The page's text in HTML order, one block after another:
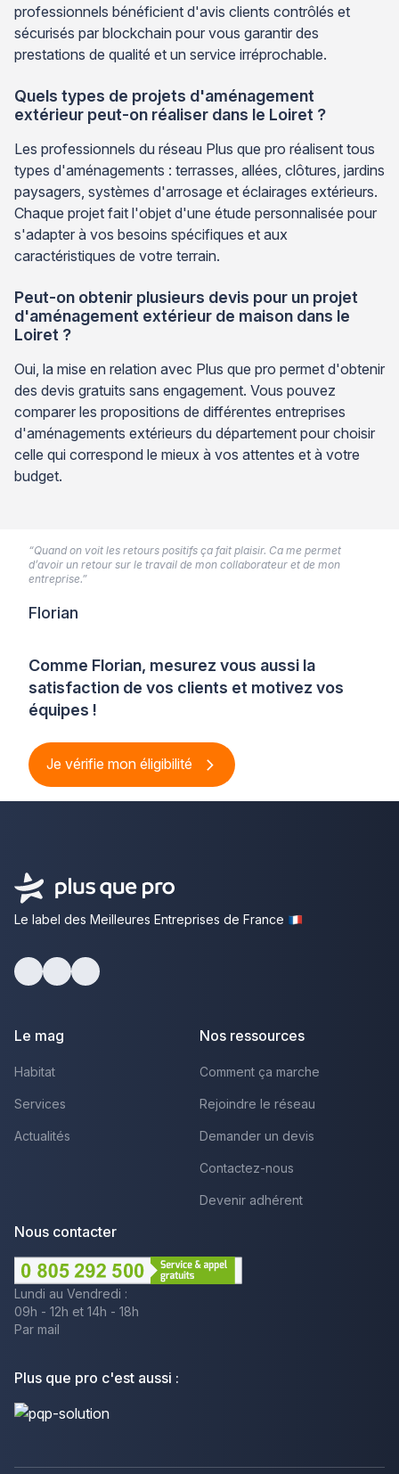
professionnels bénéficient d'avis clients contrôlés et
sécurisés par blockchain pour vous garantir des
prestations de qualité et un service irréprochable.
Quels types de projets d'aménagement
extérieur peut-on réaliser dans le Loiret ?
Les professionnels du réseau Plus que pro réalisent tous
types d'aménagements : terrasses, allées, clôtures, jardins
paysagers, systèmes d'arrosage et éclairages extérieurs.
Chaque projet fait l'objet d'une étude personnalisée pour
s'adapter à vos besoins spécifiques et aux
caractéristiques de votre terrain.
Peut-on obtenir plusieurs devis pour un projet
d'aménagement extérieur de maison dans le
Loiret ?
Oui, la mise en relation avec Plus que pro permet d'obtenir
des devis gratuits sans engagement. Vous pouvez
comparer les propositions de différentes entreprises
d'aménagements extérieurs du département pour choisir
celle qui correspond le mieux à vos attentes et à votre
budget.
Comme Florian, mesurez vous aussi la
satisfaction de vos clients et motivez vos
équipes !
Je vérifie mon éligibilité
“Quand on voit les retours positifs ça fait plaisir. Ca me permet
d’avoir un retour sur le travail de mon collaborateur et de mon
entreprise.”
Florian
Le label des Meilleures Entreprises de France
Le mag
Habitat
Services
Actualités
Nos ressources
Comment ça marche
Rejoindre le réseau
Demander un devis
Contactez-nous
Devenir adhérent
Nous contacter
Lundi au Vendredi :
09h - 12h et 14h - 18h
Par mail
Plus que pro c'est aussi :